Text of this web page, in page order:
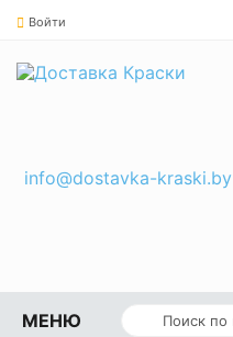
Войти
info@dostavka-kraski.by
МЕНЮ